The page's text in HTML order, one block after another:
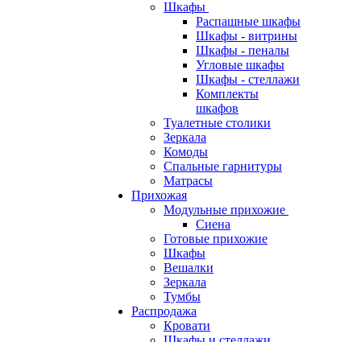
Шкафы
Распашные шкафы
Шкафы - витрины
Шкафы - пеналы
Угловые шкафы
Шкафы - стеллажи
Комплекты
шкафов
Туалетные столики
Зеркала
Комоды
Спальные гарнитуры
Матрасы
Прихожая
Модульные прихожие
Сиена
Готовые прихожие
Шкафы
Вешалки
Зеркала
Тумбы
Распродажа
Кровати